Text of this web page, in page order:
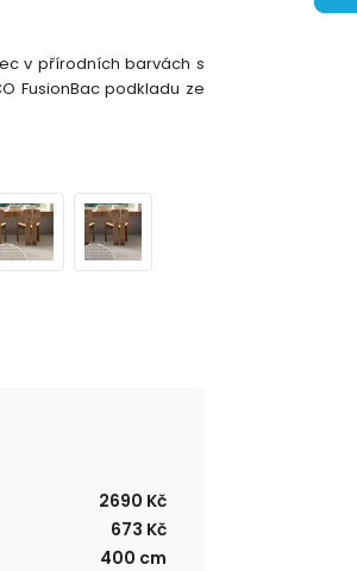
v přírodních barvách s
FusionBac podkladu ze
2690 Kč
673 Kč
400 cm